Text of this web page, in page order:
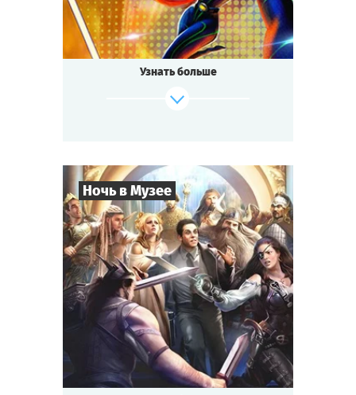
Cыграть Смотреть сценарий
Узнать больше
Ночь в Музее
Игроков 8-35
Время игры 2-3 ч.
Тематика Приключения
Тип квеста Квестория
Всегда мечтали подержать за руку Ивана
Грозного, сделать селфи с вождём
викингов или побеседовать с Еленой